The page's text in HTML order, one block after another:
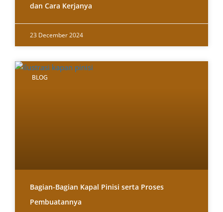
dan Cara Kerjanya
23 December 2024
BLOG
Bagian-Bagian Kapal Pinisi serta Proses
Pembuatannya